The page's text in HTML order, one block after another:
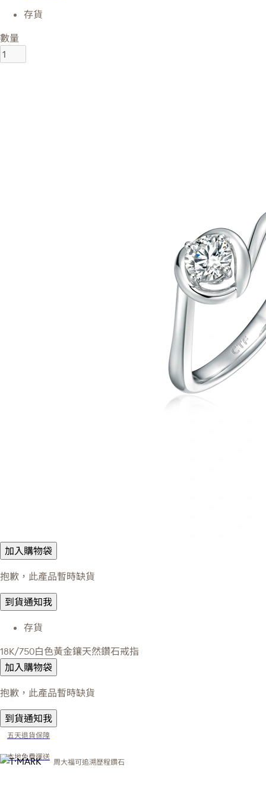
存貨
數量
加入購物袋
抱歉，此產品暫時缺貨
到貨通知我
存貨
18K/750白色黃金鑲天然鑽石戒指
加入購物袋
抱歉，此產品暫時缺貨
到貨通知我
五天退貨保障
本地免費運送
周大福可追溯歷程鑽石